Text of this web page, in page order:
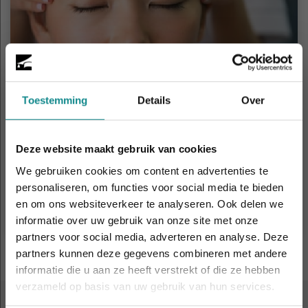
Toestemming Details Over
Deze website maakt gebruik van cookies
We gebruiken cookies om content en advertenties te
personaliseren, om functies voor social media te bieden
en om ons websiteverkeer te analyseren. Ook delen we
informatie over uw gebruik van onze site met onze
partners voor social media, adverteren en analyse. Deze
partners kunnen deze gegevens combineren met andere
informatie die u aan ze heeft verstrekt of die ze hebben
verzameld op basis van uw gebruik van hun services.
massage)
Duur
1 dag
Prijs
€ 219
Meer informatie
Laatste week! 10% korting t.e.m. 15 augustus,
daarna eindigt de zomeractie definitief.
Sluiten